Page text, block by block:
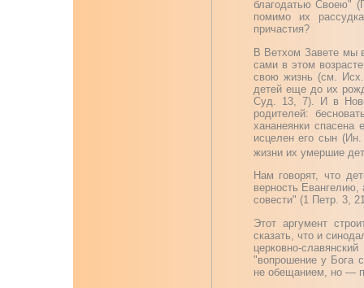
благодатью Своею"
помимо их
причастия?
В Ветхом Завете мы
сами в этом
свою жизнь (см.
детей еще до их
Суд. 13, 7). И в
родителей:
хананеянки
исцелен его сын
жизни их умершие
Нам говорят, что
верность
совести" (1 Петр. 3,
Этот аргумент
сказать, что и
церковно-
"вопрошение у Бога
не обещанием, но —